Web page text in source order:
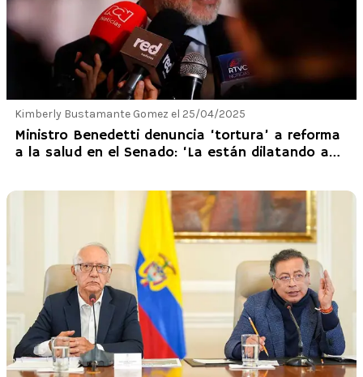
Kimberly Bustamante Gomez el 25/04/2025
Ministro Benedetti denuncia ‘tortura’ a reforma
a la salud en el Senado: ‘La están dilatando a